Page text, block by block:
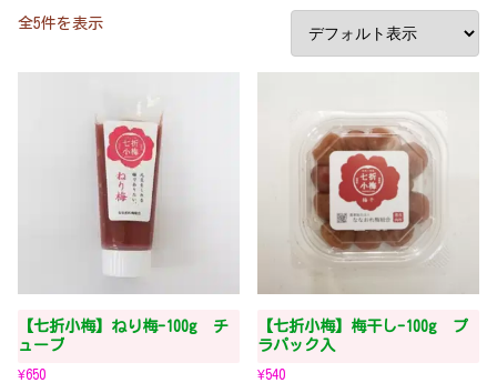
全5件を表示
【七折小梅】ねり梅-100g チ
ューブ
¥650
【七折小梅】梅干し-100g プ
ラパック入
¥540